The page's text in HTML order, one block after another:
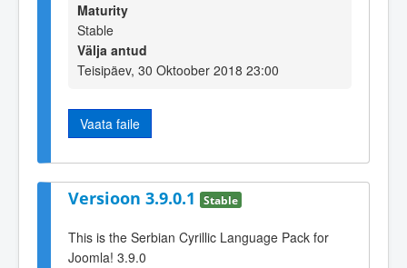
Maturity
Stable
Välja antud
Teisipäev, 30 Oktoober 2018 23:00
Vaata faile
Versioon 3.9.0.1 Stable
This is the Serbian Cyrillic Language Pack for
Joomla! 3.9.0